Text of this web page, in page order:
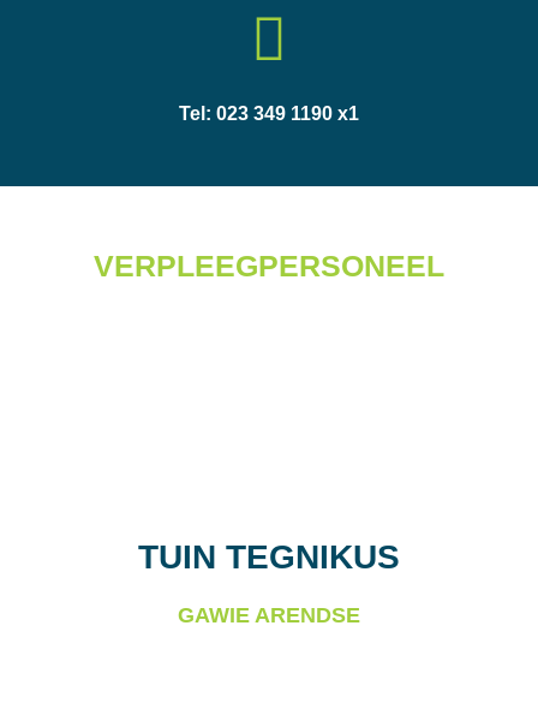
Tel: 023 349 1190 x1
VERPLEEGPERSONEEL
TUIN TEGNIKUS
GAWIE ARENDSE